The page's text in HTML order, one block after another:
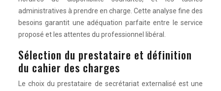
administratives à prendre en charge. Cette analyse fine des
besoins garantit une adéquation parfaite entre le service
proposé et les attentes du professionnel libéral.
Sélection du prestataire et définition
du cahier des charges
Le choix du prestataire de secrétariat externalisé est une